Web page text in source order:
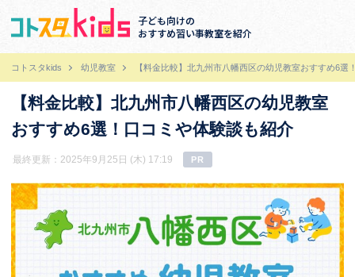
子ども向けの
おすすめ習い事教室を紹介
コトスタkids 幼児教室 【料金比較】北九州市八幡西区の幼児教室おすすめ6選
【料金比較】北九州市八幡西区の幼児教室
おすすめ6選！口コミや体験談も紹介
最終更新：2025年9月25日 (木) 17:19 PR